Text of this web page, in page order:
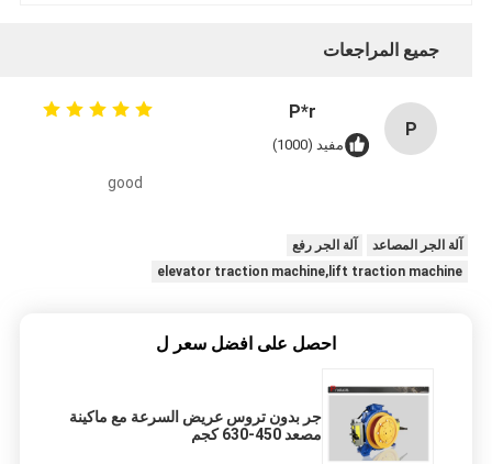
جميع المراجعات
P
P*r
مفيد (1000)
good
آلة الجر المصاعد
آلة الجر رفع
elevator traction machine,lift traction machine
احصل على افضل سعر ل
جر بدون تروس عريض السرعة مع ماكينة
مصعد 450-630 كجم